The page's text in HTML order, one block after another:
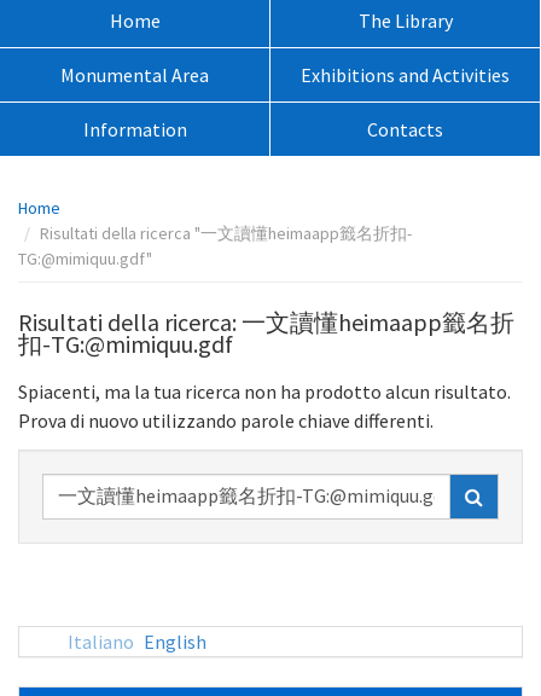
Home The Library
Monumental Area Exhibitions and Activities
Information Contacts
Percorso
pagina:
Home
Risultati della ricerca "一文讀懂heimaapp籤名折扣-
TG:@mimiquu.gdf"
Risultati della ricerca: 一文讀懂heimaapp籤名折
扣-TG:@mimiquu.gdf
Spiacenti, ma la tua ricerca non ha prodotto alcun risultato.
Prova di nuovo utilizzando parole chiave differenti.
Ricerca
nel
sito:
Italiano English